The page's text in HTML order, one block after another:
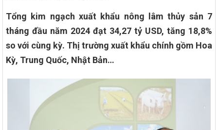
Tổng kim ngạch xuất khẩu nông lâm thủy sản 7
tháng đầu năm 2024 đạt 34,27 tỷ USD, tăng 18,8%
so với cùng kỳ. Thị trường xuất khẩu chính gồm Hoa
Kỳ, Trung Quốc, Nhật Bản…